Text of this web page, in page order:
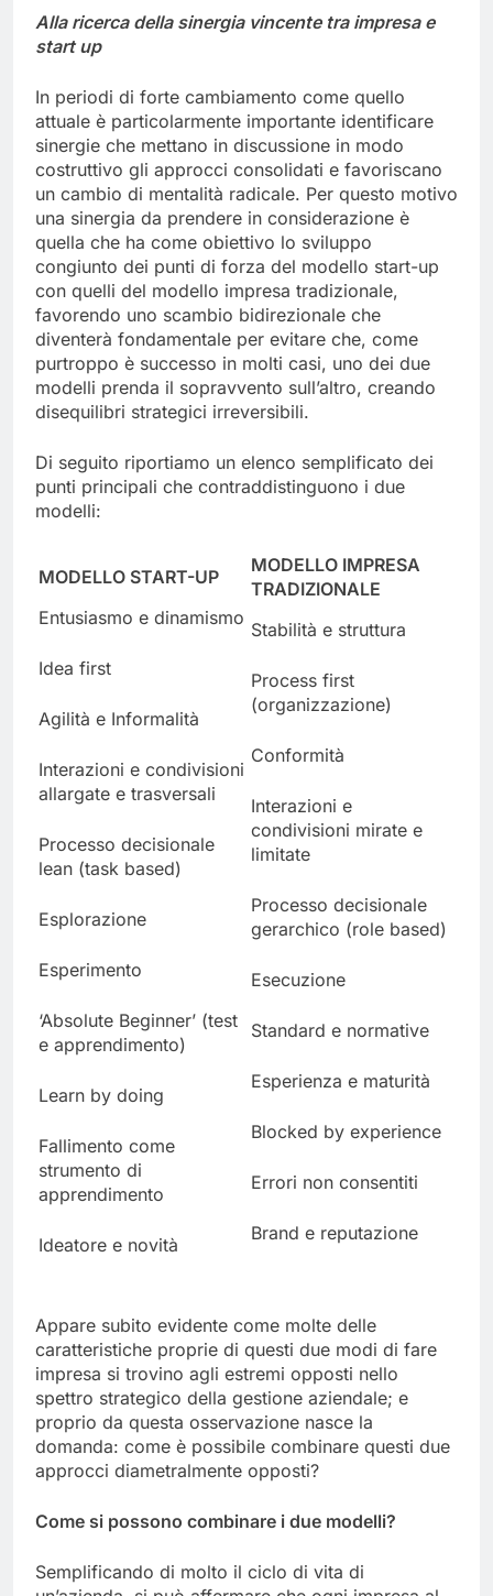
Alla ricerca della sinergia vincente tra impresa e
In periodi di forte cambiamento come quello
attuale è particolarmente importante identificare
sinergie che mettano in discussione in modo
costruttivo gli approcci consolidati e favoriscano
un cambio di mentalità radicale. Per questo motivo
una sinergia da prendere in considerazione è
quella che ha come obiettivo lo sviluppo
congiunto dei punti di forza del modello start-up
con quelli del modello impresa tradizionale,
favorendo uno scambio bidirezionale che
diventerà fondamentale per evitare che, come
purtroppo è successo in molti casi, uno dei due
modelli prenda il sopravvento sull’altro, creando
Di seguito riportiamo un elenco semplificato dei
punti principali che contraddistinguono i due
MODELLO IMPRESA
Interazioni e condivisioni
Processo decisionale
‘Absolute Beginner’ (test
Fallimento come
strumento di
Process first
Interazioni e
condivisioni mirate e
Processo decisionale
Appare subito evidente come molte delle
caratteristiche proprie di questi due modi di fare
impresa si trovino agli estremi opposti nello
spettro strategico della gestione aziendale; e
proprio da questa osservazione nasce la
domanda: come è possibile combinare questi due